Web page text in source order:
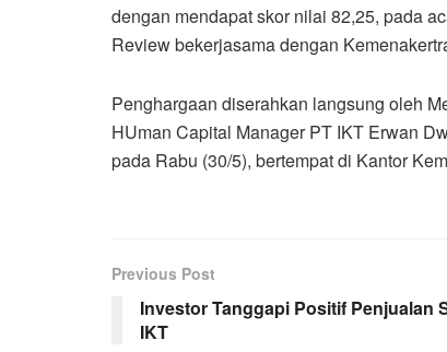
dengan mendapat skor nilai 82,25, pada
Review bekerjasama dengan
Penghargaan diserahkan langsung oleh
HUman Capital Manager PT IKT Erwan
pada Rabu (30/5), bertempat di Kantor
Previous Post
Investor Tanggapi Positif Penjualan
IKT